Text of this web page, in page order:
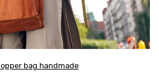
bag handmade